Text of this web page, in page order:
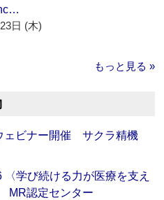
日 (木)
もっと見る »
ェビナー開催 サクラ精機
学び続ける力が医療を支え
MR認定センター